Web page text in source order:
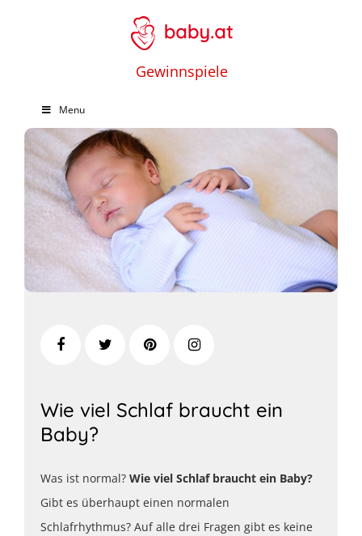
Gewinnspiele
Menu
Wie viel Schlaf braucht ein
Baby?
Was ist normal? Wie viel Schlaf braucht ein Baby?
Gibt es überhaupt einen normalen
Schlafrhythmus? Auf alle drei Fragen gibt es keine